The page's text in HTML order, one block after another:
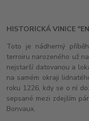
HISTORICKÁ VINICE
Toto je nádherný
terroiru narozeného už
nejstarší datovanou a
na samém okraji
roku 1226, kdy se o ní
sepsané mezi zdejším
Bonvaux.